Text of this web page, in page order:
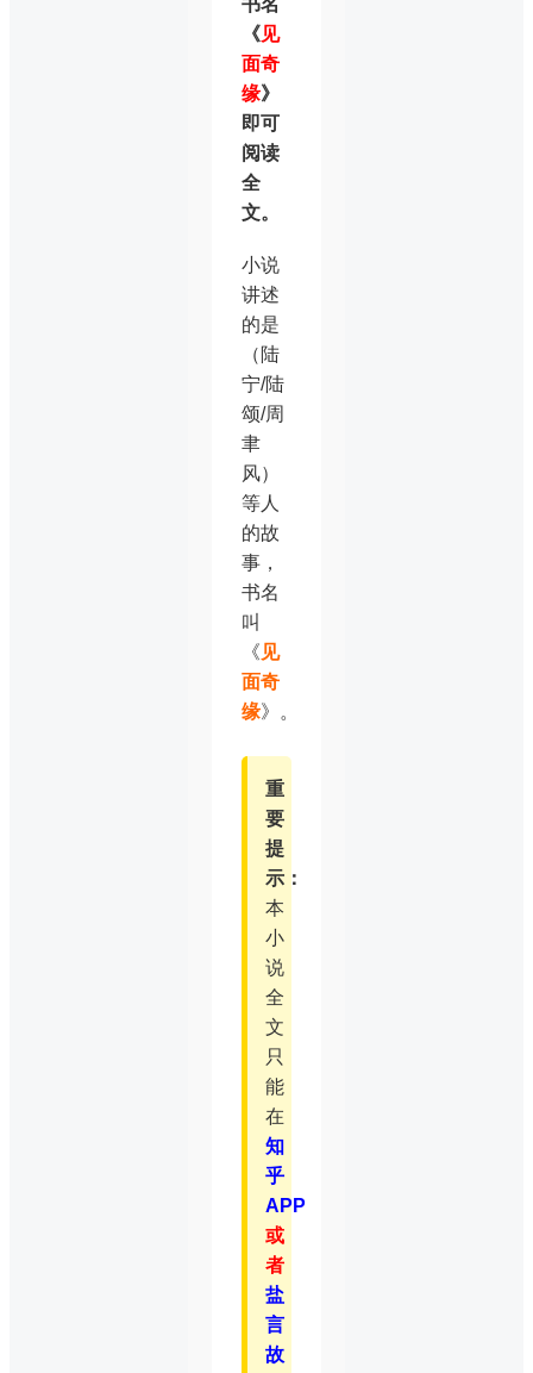
《 见
面奇
缘》
即可
阅读
全
文。
小说
讲述
的是
（陆
宁/陆
颂/周
聿
风）
等人
的故
事，
书名
叫
《 见
面奇
缘》。
重
要
提
示：
本
小
说
全
文
只
能
在
知
乎
APP
或
者
盐
言
故